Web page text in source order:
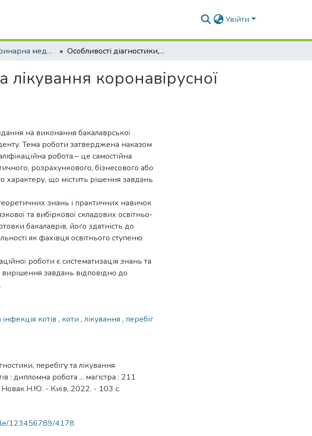
Увійти
ОПП "Ветеринарна медицина" Особливості діагностики, перебігу та лікування коронавірусної інфекції котів
лікування коронавірусної
на виконання бакалаврської
Тема роботи затверджена наказом
робота – це самостійна
розрахункового, бізнесового або
характеру, що містить рішення завдань
знань і практичних навичок
та вибіркової складових освітньо-
бакалаврів, його здатність до
як фахівця освітнього ступеню
роботи є систематизація знань та
завдань відповідно до
котів , коти , лікування , перебіг
перебігу та лікування
: дипломна робота ... магістра : 211
Н.Ю. - Київ, 2022. - 103 с.
123456789/4178